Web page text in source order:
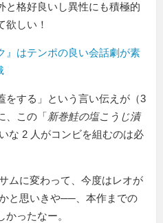
と格好良いし異性にも積極的
欲しい！
』はテンポの良い会話劇が素
をする」という言い伝えが（3
、この「新巻鮭の塩こうじ漬
な 2 人がコンビを組むのは必
ムに変わって、今度はレオが
と思いきや──、本作までの
ったなー。